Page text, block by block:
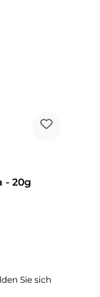
- 20g
Sie sich